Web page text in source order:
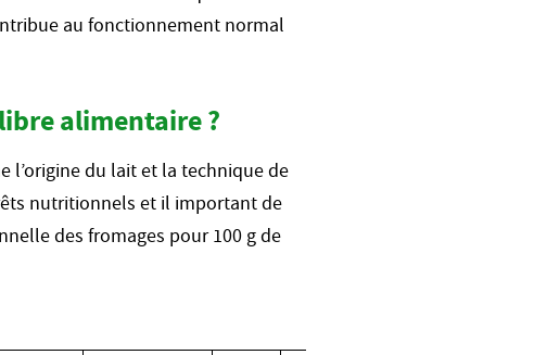
au fonctionnement normal
alimentaire ?
l’origine du lait et la technique de
nutritionnels et il important de
des fromages pour 100 g de